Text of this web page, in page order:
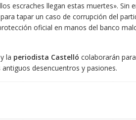
escraches llegan estas muertes». Sin
tapar un caso de corrupción del
oficial en manos del banco
y la periodista Castelló colaborarán
desencuentros y pasiones.